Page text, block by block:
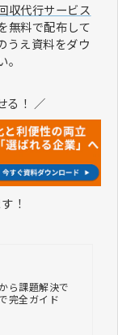
収代行サービス
無料で配布して
うえ資料をダウ
る！ ／
！
ら課題解決で
完全ガイド